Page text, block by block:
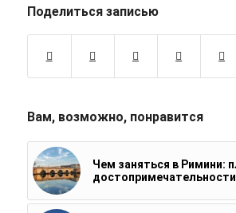
Поделиться записью
Вам, возможно, понравится
Чем заняться в Римини: